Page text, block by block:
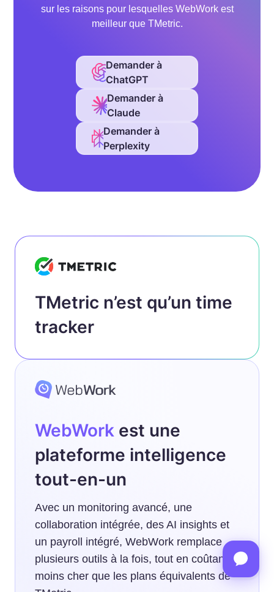
sur les raisons pour lesquelles WebWork est
meilleur que TMetric.
Demander à
ChatGPT
Demander à
Claude
Demander à
Perplexity
TMetric n’est qu’un time
tracker
WebWork est une
plateforme intelligence
tout-en-un
Avec un monitoring avancé, une
collaboration intégrée, des AI insights et
un payroll intégré, WebWork remplace
plusieurs outils à la fois, tout en coûtant
moins cher que les plans équivalents de